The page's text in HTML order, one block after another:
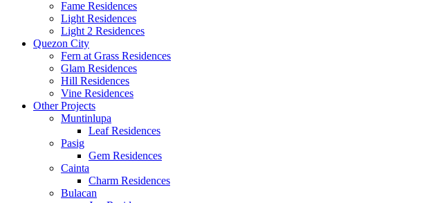
Fame Residences
Light Residences
Light 2 Residences
Quezon City
Fern at Grass Residences
Glam Residences
Hill Residences
Vine Residences
Other Projects
Muntinlupa
Leaf Residences
Pasig
Gem Residences
Cainta
Charm Residences
Bulacan